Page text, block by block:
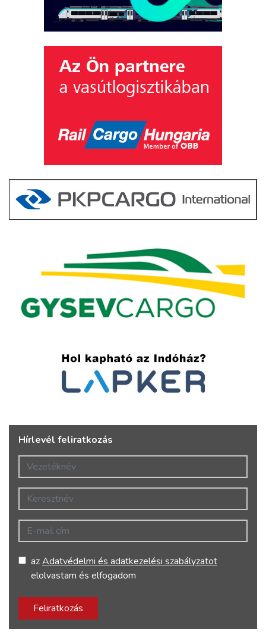
Hírlevél feliratkozás
Vezetéknév
Keresztnév
E-mail cím
azAdatvédelmi és adatkezelési szabályzatot
elolvastam és elfogadom
Feliratkozás